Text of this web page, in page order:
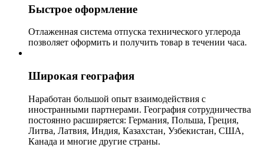
Быстрое оформление
Отлаженная система отпуска технического углерода
позволяет оформить и получить товар в течении часа.
Широкая география
Наработан большой опыт взаимодействия с
иностранными партнерами. География сотрудничества
постоянно расширяется: Германия, Польша, Греция,
Литва, Латвия, Индия, Казахстан, Узбекистан, США,
Канада и многие другие страны.